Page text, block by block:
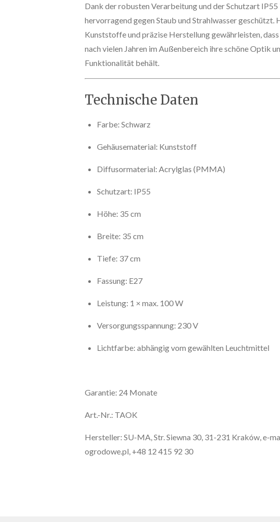
Dank der robusten Verarbeitung und der Schutzart IP55
hervorragend gegen Staub und Strahlwasser geschützt.
Kunststoffe und präzise Herstellung gewährleisten, dass
nach vielen Jahren im Außenbereich ihre schöne Optik
Funktionalität behält.
Technische Daten
Farbe: Schwarz
Gehäusematerial: Kunststoff
Diffusormaterial: Acrylglas (PMMA)
Schutzart: IP55
Höhe: 35 cm
Breite: 35 cm
Tiefe: 37 cm
Fassung: E27
Leistung: 1 × max. 100 W
Versorgungsspannung: 230 V
Lichtfarbe: abhängig vom gewählten Leuchtmittel
Garantie: 24 Monate
Art.-Nr.: TAOK
Hersteller: SU-MA, Str. Siewna 30, 31-231 Kraków, e-
ogrodowe.pl, +48 12 415 92 30